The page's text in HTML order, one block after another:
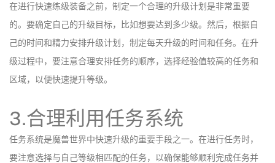
在进行快速练级装备之前，制定一个合理的升级计划是非常重要
的。要确定自己的升级目标，比如想要达到多少级。然后，根据自
己的时间和精力安排升级计划，制定每天升级的时间和任务。在升
级过程中，要注意合理安排任务的顺序，选择经验值较高的任务和
区域，以便快速提升等级。
3.合理利用任务系统
任务系统是魔兽世界中快速升级的重要手段之一。在进行任务时，
要注意选择与自己等级相匹配的任务，以确保能够顺利完成任务并